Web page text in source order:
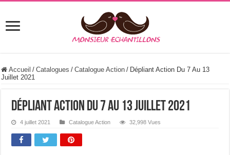
Accueil / Catalogues / Catalogue Action / Dépliant Action Du 7 Au 13
Juillet 2021
Dépliant Action Du 7 Au 13 Juillet 2021
4 juillet 2021 Catalogue Action 32,998 Vues